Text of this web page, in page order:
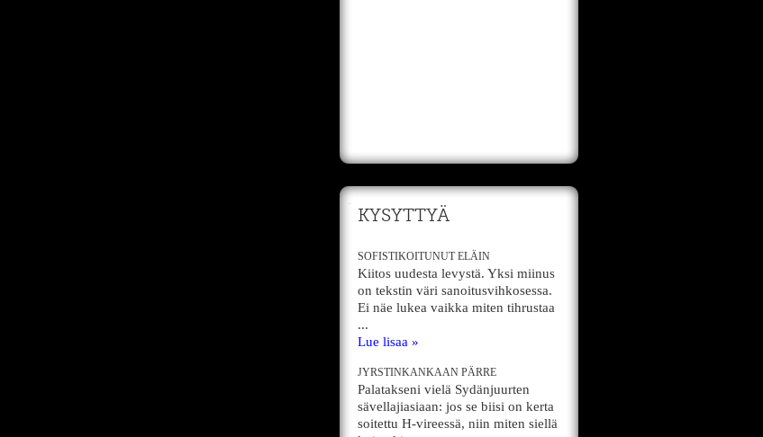
KYSYTTYÄ
SOFISTIKOITUNUT ELÄIN
Kiitos uudesta levystä. Yksi miinus
on tekstin väri sanoitusvihkosessa.
Ei näe lukea vaikka miten tihrustaa
...
Lue lisaa »
JYRSTINKANKAAN PÄRRE
Palatakseni vielä Sydänjuurten
sävellajiasiaan: jos se biisi on kerta
soitettu H-vireessä, niin miten siellä